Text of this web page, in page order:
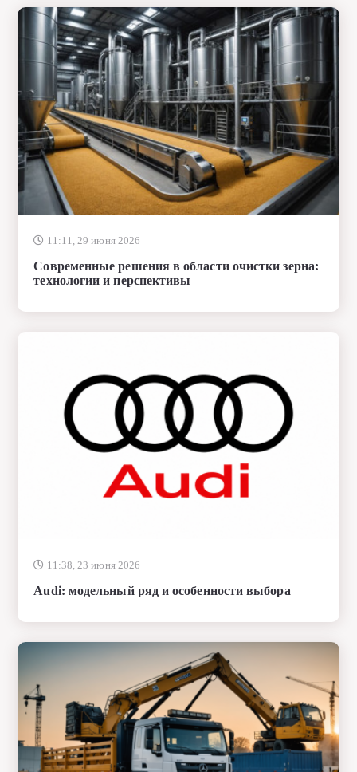
11:11, 29 июня 2026
Современные решения в области очистки зерна:
технологии и перспективы